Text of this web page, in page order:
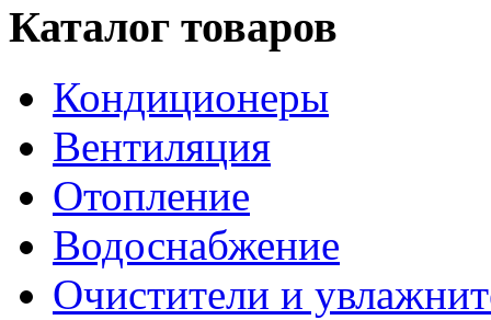
Каталог товаров
Кондиционеры
Вентиляция
Отопление
Водоснабжение
Очистители и